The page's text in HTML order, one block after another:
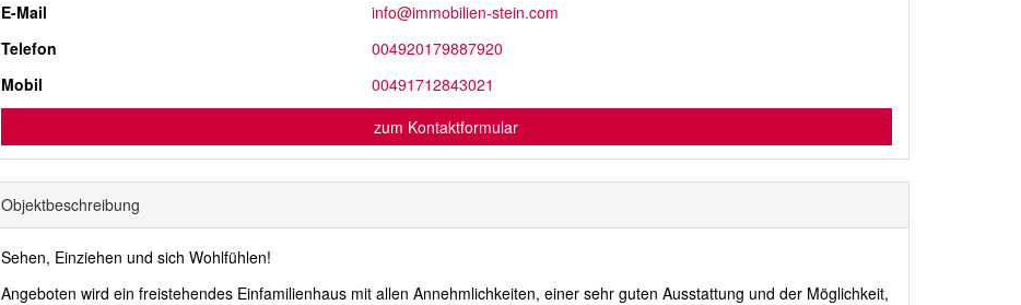
E-Mail
info@immobilien-stein.com
Telefon
004920179887920
Mobil
00491712843021
zum Kontaktformular
Objekt­beschreibung
Sehen, Einziehen und sich Wohlfühlen!
Angeboten wird ein freistehendes Einfamilienhaus mit allen Annehmlichkeiten, einer sehr guten Ausstattung und der Möglichkeit,